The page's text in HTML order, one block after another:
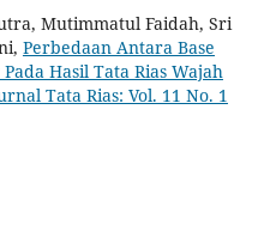
Mutimmatul Faidah, Sri
Perbedaan Antara Base
Hasil Tata Rias Wajah
Tata Rias: Vol. 11 No. 1